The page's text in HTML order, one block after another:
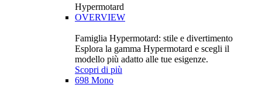
Hypermotard
OVERVIEW
Famiglia Hypermotard: stile e divertimento
Esplora la gamma Hypermotard e scegli il
modello più adatto alle tue esigenze.
Scopri di più
698 Mono